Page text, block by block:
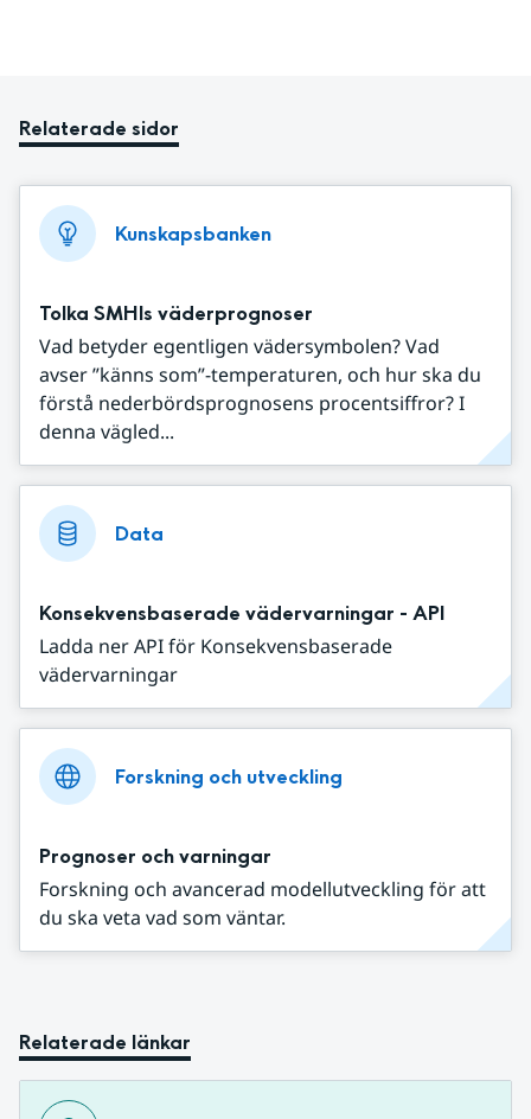
Relaterade sidor
Kunskapsbanken
Tolka SMHIs väderprognoser
Vad betyder egentligen vädersymbolen? Vad
avser ”känns som”-temperaturen, och hur ska du
förstå nederbördsprognosens procentsiffror? I
denna vägled...
Data
Konsekvensbaserade vädervarningar - API
Ladda ner API för Konsekvensbaserade
vädervarningar
Forskning och utveckling
Prognoser och varningar
Forskning och avancerad modellutveckling för att
du ska veta vad som väntar.
Relaterade länkar